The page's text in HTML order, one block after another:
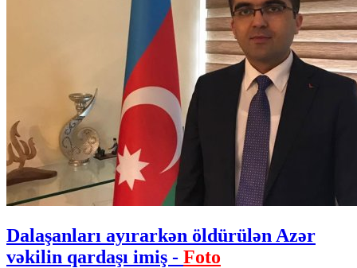
Dalaşanları ayırarkən öldürülən Azər
vəkilin qardaşı imiş - Foto